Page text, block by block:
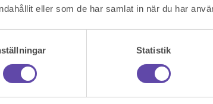
eller som de har samlat in när du har
Statistik